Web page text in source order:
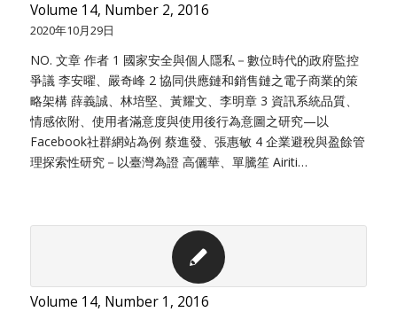
Volume 14, Number 2, 2016
2020年10月29日
NO. 文章 作者 1 國家安全與個人隱私－數位時代的政府監控
爭議 李安曜、嚴奇峰 2 協同供應鏈和銷售鏈之電子商業的策
略架構 薛義誠、林培堅、黃耀文、李明章 3 資訊系統品質、
情感依附、使用者滿意度與使用後行為意圖之研究—以
Facebook社群網站為例 蔡進發、張惠敏 4 企業避稅與盈餘管
理探索性研究－以臺灣為證 高儷華、單騰笙 Airiti…
Volume 14, Number 1, 2016